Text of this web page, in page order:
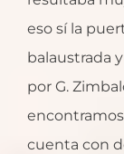
eso sí la
balaustrada
por G.
cuenta con